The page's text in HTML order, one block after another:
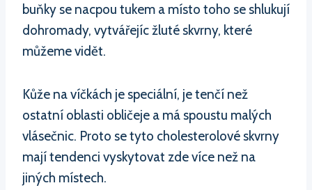
buňky se nacpou tukem a místo toho se shlukují
dohromady, vytvářejíc žluté skvrny, které
můžeme vidět.
Kůže na víčkách je speciální, je tenčí než
ostatní oblasti obličeje a má spoustu malých
vlásečnic. Proto se tyto cholesterolové skvrny
mají tendenci vyskytovat zde více než na
jiných místech.